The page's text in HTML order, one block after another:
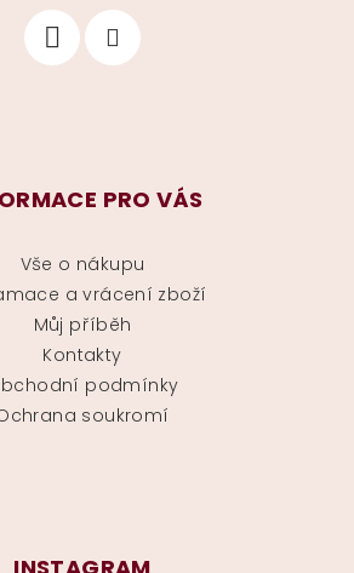
PRO VÁS
Vše o nákupu
a vrácení zboží
Můj příběh
Kontakty
podmínky
soukromí